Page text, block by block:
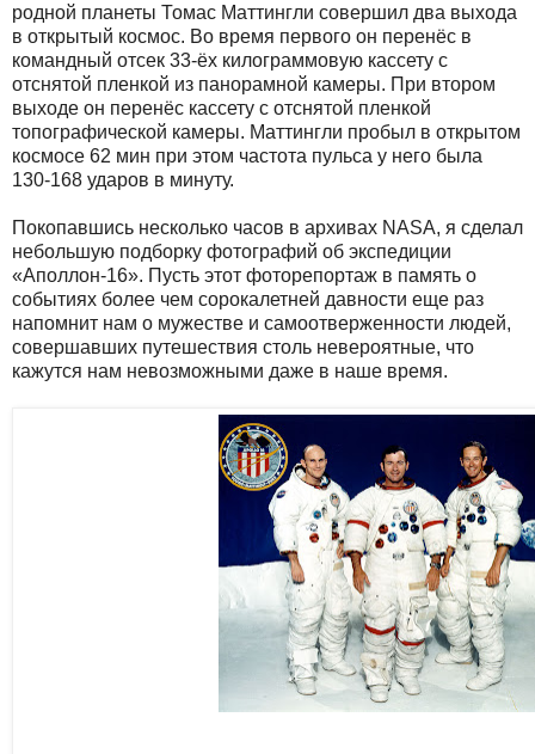
родной планеты Томас Маттингли совершил два выхода
в открытый космос. Во время первого он перенёс в
командный отсек 33-ёх килограммовую кассету с
отснятой пленкой из панорамной камеры. При втором
выходе он перенёс кассету с отснятой пленкой
топографической камеры. Маттингли пробыл в открытом
космосе 62 мин при этом частота пульса у него была
130-168 ударов в минуту.
Покопавшись несколько часов в архивах NASA, я сделал
небольшую подборку фотографий об экспедиции
«Аполлон-16». Пусть этот фоторепортаж в память о
событиях более чем сорокалетней давности еще раз
напомнит нам о мужестве и самоотверженности людей,
совершавших путешествия столь невероятные, что
кажутся нам невозможными даже в наше время.